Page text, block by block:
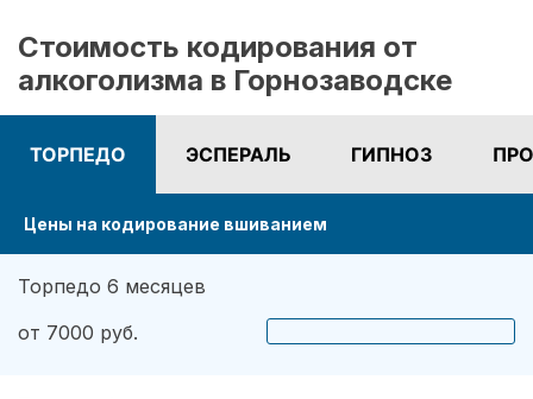
конечно не обошлось.). На учете нигде не
состою. И вот срок кодировки уже прошел,
но я пить не хочу совсем. Я отказался от
употребления алкоголя навсегда. Спасибо!
Стоимость кодирования от
алкоголизма в Горнозаводске
ТОРПЕДО ЭСПЕРАЛЬ ГИПНОЗ
Цены на кодирование вшиванием
Торпедо 6 месяцев
от 7000 руб.